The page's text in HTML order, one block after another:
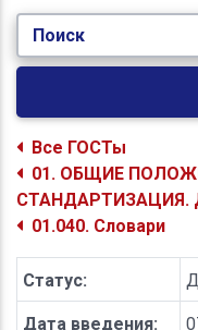
Поиск
Все ГОСТы
01. ОБЩИЕ
СТАНДАРТИЗАЦИЯ.
01.040. Словари
Статус:
Дата введения: